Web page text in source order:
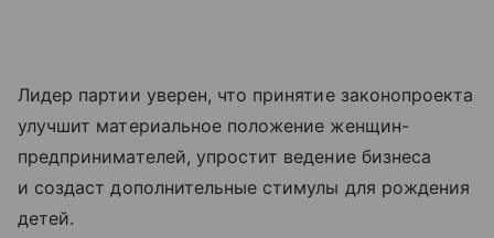
Лидер партии уверен, что принятие законопроекта
улучшит материальное положение женщин-
предпринимателей, упростит ведение бизнеса
и создаст дополнительные стимулы для рождения
детей.